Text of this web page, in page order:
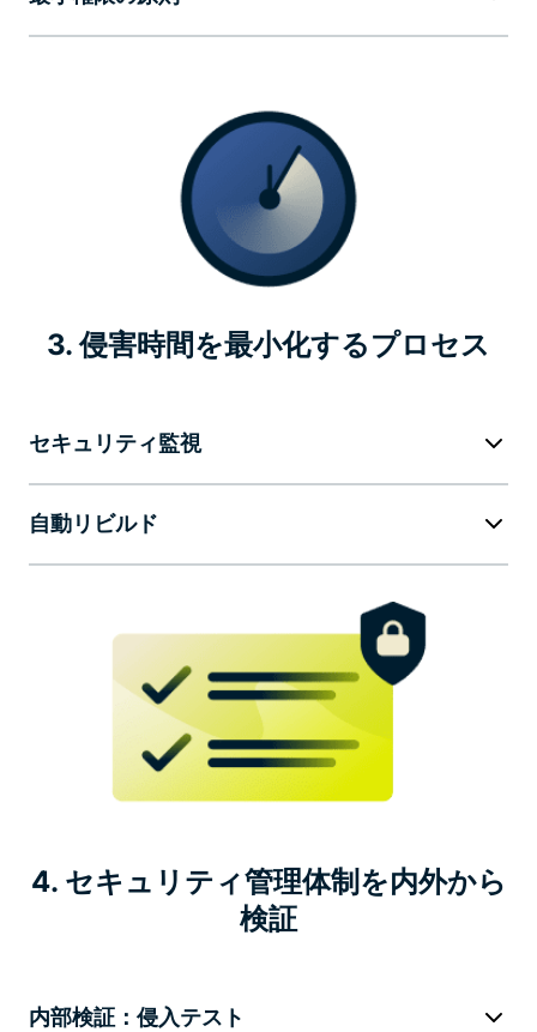
3. 侵害時間を最小化するプロセス
セキュリティ監視
自動リビルド
4. セキュリティ管理体制を内外から
検証
内部検証：侵入テスト